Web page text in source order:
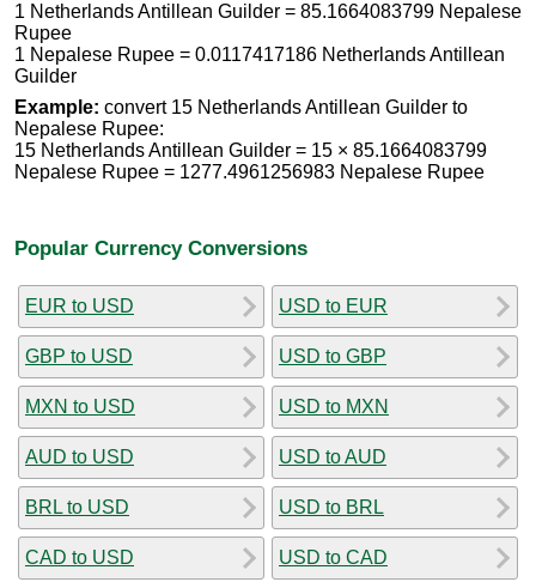
1 Netherlands Antillean Guilder = 85.1664083799 Nepalese
Rupee
1 Nepalese Rupee = 0.0117417186 Netherlands Antillean
Guilder
Example: convert 15 Netherlands Antillean Guilder to
Nepalese Rupee:
15 Netherlands Antillean Guilder = 15 × 85.1664083799
Nepalese Rupee = 1277.4961256983 Nepalese Rupee
Popular Currency Conversions
EUR to USD
GBP to USD
MXN to USD
AUD to USD
BRL to USD
CAD to USD
USD to EUR
USD to GBP
USD to MXN
USD to AUD
USD to BRL
USD to CAD